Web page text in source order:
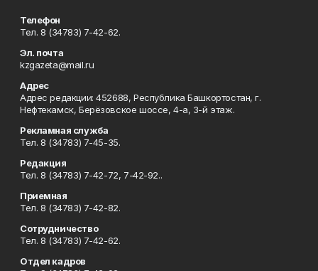
Телефон
Тел. 8 (34783) 7-42-62.
Эл. почта
kzgazeta@mail.ru
Адрес
Адрес редакции: 452688, Республика Башкортостан, г.
Нефтекамск, Берёзовское шоссе, 4-а, 3-й этаж.
Рекламная служба
Тел. 8 (34783) 7-45-35.
Редакция
Тел. 8 (34783) 7-42-72, 7-42-92..
Приемная
Тел. 8 (34783) 7-42-82.
Сотрудничество
Тел. 8 (34783) 7-42-62.
Отдел кадров